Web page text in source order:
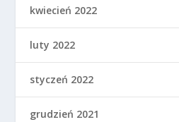
kwiecień 2022
luty 2022
styczeń 2022
grudzień 2021